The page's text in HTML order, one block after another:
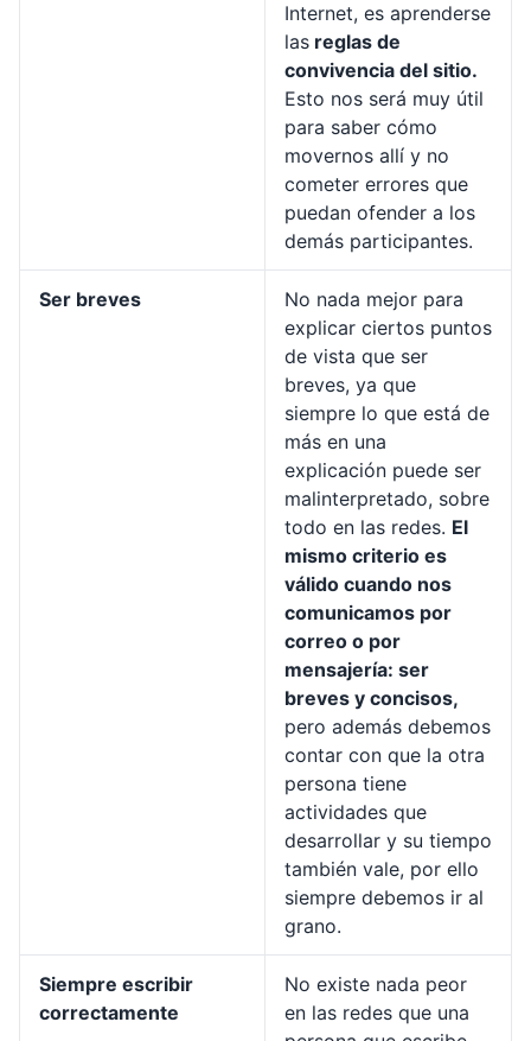
Internet, es aprenderse
las reglas de
convivencia del sitio.
Esto nos será muy útil
para saber cómo
movernos allí y no
cometer errores que
puedan ofender a los
demás participantes.
Ser breves
No nada mejor para
explicar ciertos puntos
de vista que ser
breves, ya que
siempre lo que está de
más en una
explicación puede ser
malinterpretado, sobre
todo en las redes. El
mismo criterio es
válido cuando nos
comunicamos por
correo o por
mensajería: ser
breves y concisos,
pero además debemos
contar con que la otra
persona tiene
actividades que
desarrollar y su tiempo
también vale, por ello
siempre debemos ir al
grano.
Siempre escribir
correctamente
No existe nada peor
en las redes que una